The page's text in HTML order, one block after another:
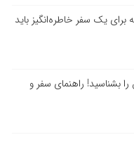
برای یک سفر خاطره‌انگیز باید
بشناسید! راهنمای سفر و